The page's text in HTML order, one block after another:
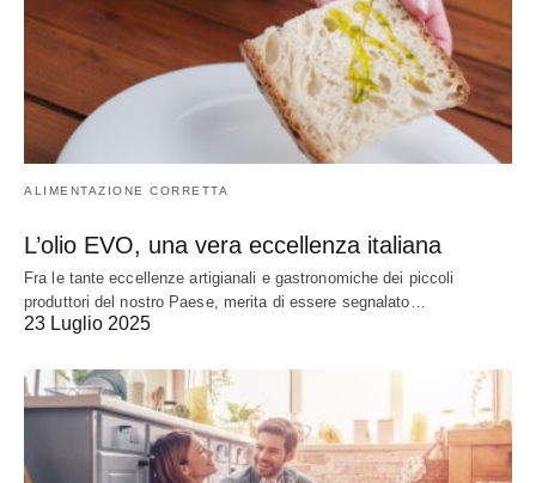
ALIMENTAZIONE CORRETTA
L’olio EVO, una vera eccellenza italiana
Fra le tante eccellenze artigianali e gastronomiche dei piccoli
produttori del nostro Paese, merita di essere segnalato…
23 Luglio 2025